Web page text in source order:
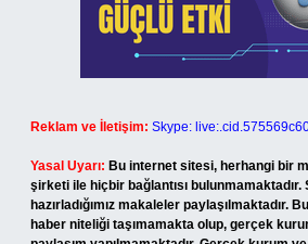
Reklam ve İletişim: Skype:
Yasal Uyarı: Bu internet sitesi, herhangi bir
şirketi ile hiçbir bağlantısı bulunmamaktadır.
hazırladığımız makaleler paylaşılmaktadır.
haber niteliği taşımamakta olup, gerçek